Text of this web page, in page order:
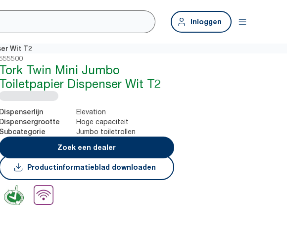
Inloggen
Wit T2
Tork Twin Mini Jumbo
Toiletpapier Dispenser Wit T2
Dispenserlijn Elevation
Dispensergrootte Hoge capaciteit
Subcategorie
Jumbo toiletrollen
Zoek een dealer
Productinformatieblad downloaden